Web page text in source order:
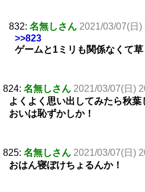
832: 名無しさん 2021/03/07(日)
>>823
ゲームと1ミリも関係なくて草
824: 名無しさん 2021/03/07(日)
よくよく思い出してみたら秋
おいは恥ずかしか！
825: 名無しさん 2021/03/07(日)
おはん寝ぼけちょるんか！